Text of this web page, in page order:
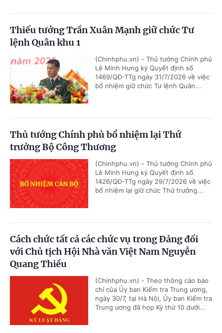
Thiếu tướng Trần Xuân Mạnh giữ chức Tư
lệnh Quân khu 1
(Chinhphu.vn) - Thủ tướng Chính phủ
Lê Minh Hưng ký Quyết định số
1469/QĐ-TTg ngày 31/7/2026 về việc
bổ nhiệm giữ chức Tư lệnh Quân...
Thủ tướng Chính phủ bổ nhiệm lại Thứ
trưởng Bộ Công Thương
(Chinhphu.vn) - Thủ tướng Chính phủ
Lê Minh Hưng ký Quyết định số
1426/QĐ-TTg ngày 29/7/2026 về việc
bổ nhiệm lại giữ chức Thứ trưởng...
Cách chức tất cả các chức vụ trong Đảng đối
với Chủ tịch Hội Nhà văn Việt Nam Nguyễn
Quang Thiều
(Chinhphu.vn) - Theo thông cáo báo
chí của Ủy ban Kiểm tra Trung ương,
ngày 30/7, tại Hà Nội, Ủy ban Kiểm tra
Trung ương đã họp Kỳ thứ 10 dưới...